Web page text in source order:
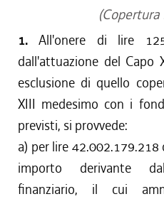
(Copertura
1. All'onere di lire
dall'attuazione del Capo
esclusione di quello
XIII medesimo con i
previsti, si provvede:
a) per lire
importo derivante
finanziario, il cui